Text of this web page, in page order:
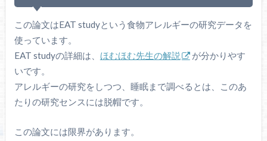
この論文はEAT studyという食物アレルギーの研究データを
使っています。
EAT studyの詳細は、 ほむほむ先生の解説
が分かりやす
いです。
アレルギーの研究をしつつ、睡眠まで調べるとは、このあ
たりの研究センスには脱帽です。
この論文には限界があります。